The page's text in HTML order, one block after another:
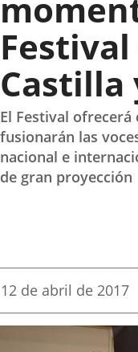
Festival
Castilla
El Festival
fusionarán las
nacional e
de gran proyección
Fecha
la
12 de abril de 2017